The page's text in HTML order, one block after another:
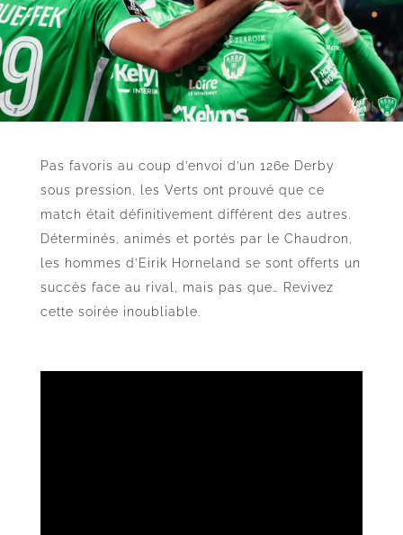
Pas favoris au coup d’envoi d’un 126e Derby
sous pression, les Verts ont prouvé que ce
match était définitivement différent des autres.
Déterminés, animés et portés par le Chaudron,
les hommes d’Eirik Horneland se sont offerts un
succès face au rival, mais pas que… Revivez
cette soirée inoubliable.